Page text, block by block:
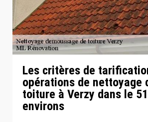
Les critères de
opérations de nettoyage
toiture à Verzy dans le
environs